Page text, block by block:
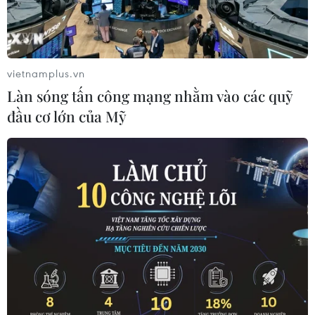
COVID-19.
Phiên giao dịch tại sàn giao dịch chứng khoán New York, Mỹ
ngày 16/3/2020. Ảnh minh họa. (Nguồn: THX/TTXVN)
Thị trường chứng khoán Mỹ biến động bất nhất
trong phiên giao dịch đầu tuần ngày 11/5, khi
vietnamplus.vn
Làn sóng tấn công mạng nhằm vào các quỹ
đầu cơ lớn của Mỹ